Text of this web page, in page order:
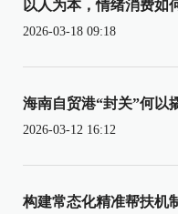
以人为本，情绪消费如
2026-03-18 09:18
海南自贸港“封关”何以
2026-03-12 16:12
构建常态化精准帮扶机